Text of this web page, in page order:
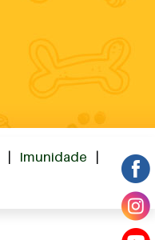
Imunidade